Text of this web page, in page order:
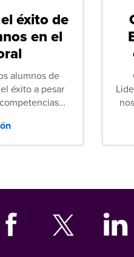
éxito de
en el
alumnos de
éxito a pesar
los recién
Unidos.